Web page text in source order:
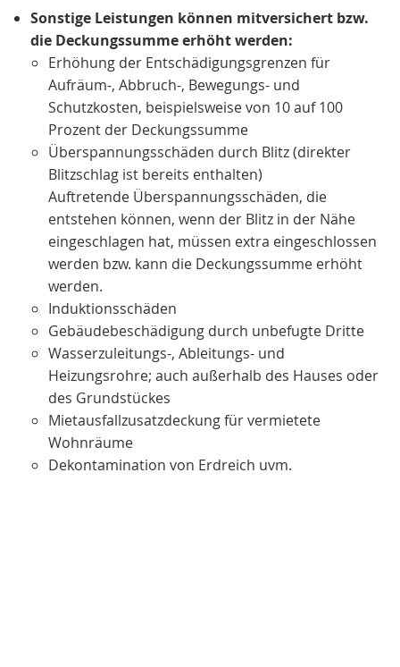
Sonstige Leistungen können mitversichert bzw.
die Deckungssumme erhöht werden:
Erhöhung der Entschädigungsgrenzen für
Aufräum-, Abbruch-, Bewegungs- und
Schutzkosten, beispielsweise von 10 auf 100
Prozent der Deckungssumme
Überspannungsschäden durch Blitz (direkter
Blitzschlag ist bereits enthalten)
Auftretende Überspannungsschäden, die
entstehen können, wenn der Blitz in der Nähe
eingeschlagen hat, müssen extra eingeschlossen
werden bzw. kann die Deckungssumme erhöht
werden.
Induktionsschäden
Gebäudebeschädigung durch unbefugte Dritte
Wasserzuleitungs-, Ableitungs- und
Heizungsrohre; auch außerhalb des Hauses oder
des Grundstückes
Mietausfallzusatzdeckung für vermietete
Wohnräume
Dekontamination von Erdreich uvm.